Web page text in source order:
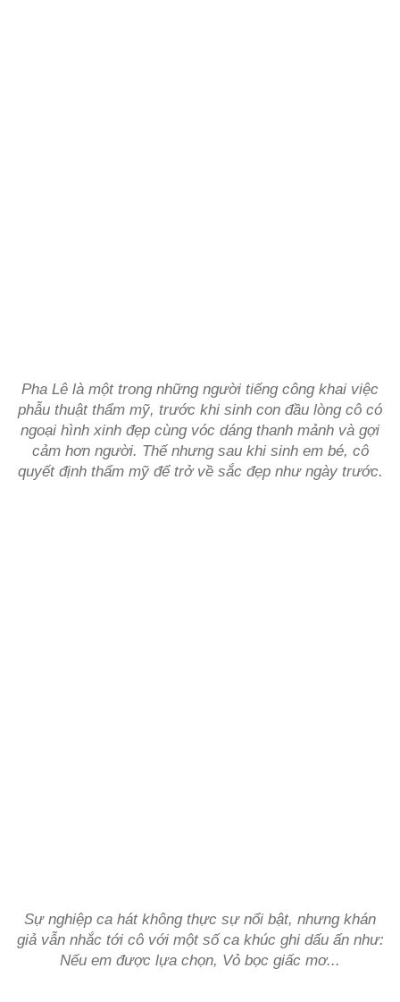
Pha Lê là một trong những người tiếng công khai việc
phẫu thuật thẩm mỹ, trước khi sinh con đầu lòng cô có
ngoại hình xinh đẹp cùng vóc dáng thanh mảnh và gợi
cảm hơn người. Thế nhưng sau khi sinh em bé, cô
quyết định thẩm mỹ để trở về sắc đẹp như ngày trước.
Sự nghiệp ca hát không thực sự nổi bật, nhưng khán
giả vẫn nhắc tới cô với một số ca khúc ghi dấu ấn như:
Nếu em được lựa chọn, Vỏ bọc giấc mơ...